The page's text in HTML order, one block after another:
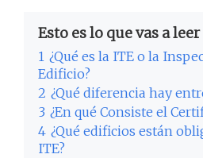
Esto es lo que vas a leer
1 ¿Qué es la ITE o la
Edificio?
2 ¿Qué diferencia hay
3 ¿En qué Consiste el
4 ¿Qué edificios están
ITE?